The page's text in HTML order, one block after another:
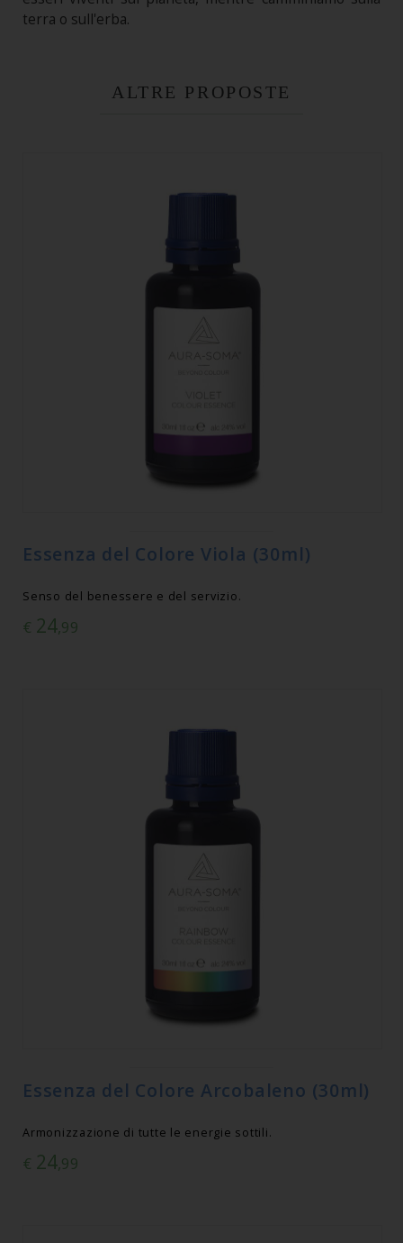
terra o sull'erba.
ALTRE PROPOSTE
Essenza del Colore Viola (30ml)
Senso del benessere e del servizio.
€ 24,99
Essenza del Colore Arcobaleno (30ml)
Armonizzazione di tutte le energie sottili.
€ 24,99